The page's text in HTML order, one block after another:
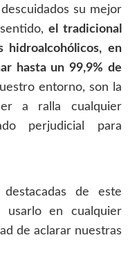
su mejor
el tradicional
hidroalcohólicos, en
hasta un 99,9% de
entorno, son la
a ralla cualquier
perjudicial para
de este
usarlo en cualquier
de aclarar nuestras